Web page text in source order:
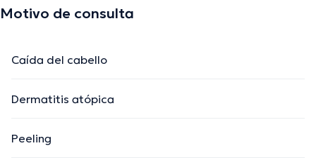
Motivo de consulta
Caída del cabello
Dermatitis atópica
Peeling